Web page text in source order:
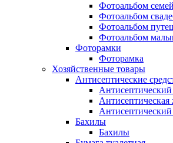
Фотоальбом
Фотоальбом
Фотоальбом
Фотоальбом
Фоторамки
Фоторамка
Хозяйственные товары
Антисептические
Антисептический
Антисептическая
Антисептический
Бахилы
Бахилы